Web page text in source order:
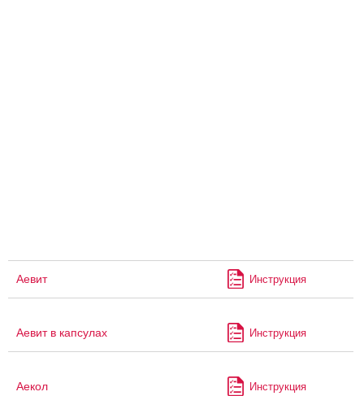
Аевит Инструкция
Аевит в капсулах Инструкция
Аекол Инструкция